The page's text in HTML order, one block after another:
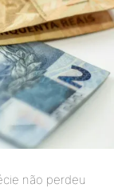
não perdeu